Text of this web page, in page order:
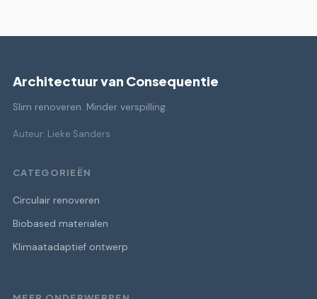
Architectuur van Consequentie
Slim renoveren. Minder verspilling.
Auteur: Lieke Sanders
CATEGORIEËN
Circulair renoveren
Biobased materialen
Klimaatadaptief ontwerp